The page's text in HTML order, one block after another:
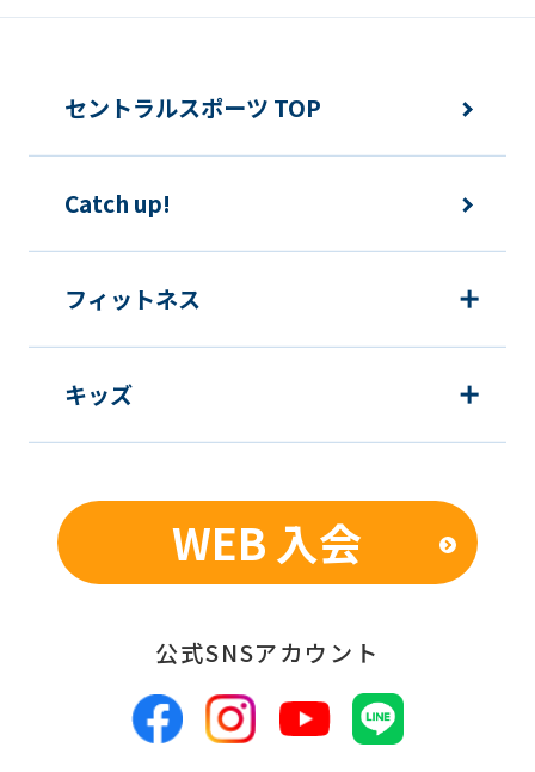
this
using
Automatic
セントラルスポーツ TOP
Catch up!
フィットネス
キッズ
WEB 入会
公式SNSアカウント